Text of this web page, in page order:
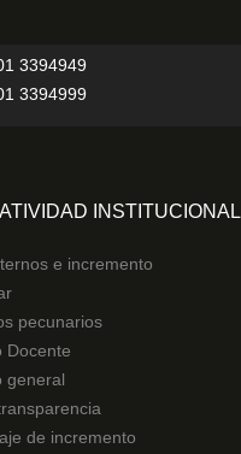
3394949
3394999
INSTITUCIONAL
e incremento
pecunarios
Docente
general
de incremento